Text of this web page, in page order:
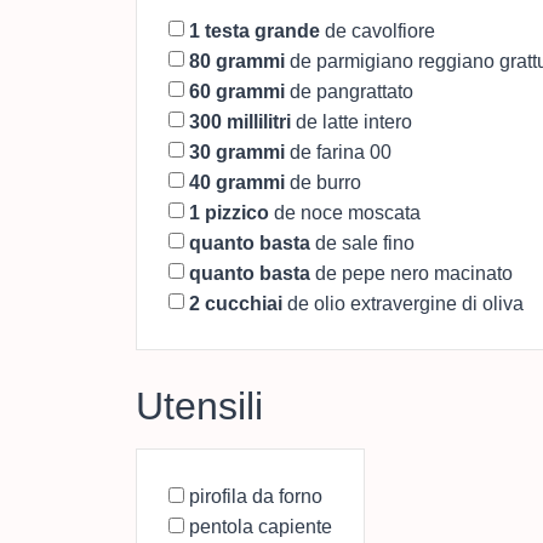
1 testa grande de cavolfiore
80 grammi de parmigiano reggiano
60 grammi de pangrattato
300 millilitri de latte intero
30 grammi de farina 00
40 grammi de burro
1 pizzico de noce moscata
quanto basta de sale fino
quanto basta de pepe nero macinato
2 cucchiai de olio extravergine di oliva
Utensili
pirofila da forno
pentola capiente